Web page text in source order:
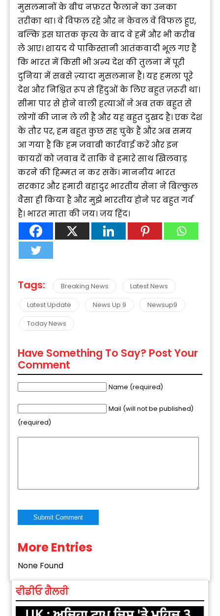
मुसलमानों के बीच नफ़रत फैलाने का उनका
तरीका था। वे विफल रहे और न केवल वे विफल हुए,
बल्कि इस घातक कृत्य के बाद वे हमें और भी करीब
ले आए। शायद ये पाकिस्तानी आतंकवादी भूल गए हैं
कि भारत में किसी भी अन्य देश की तुलना में पूरी
दुनिया में सबसे ज़्यादा मुसलमान हैं। यह हमला पूरे
देश और निश्चित रूप से हिंदुओं के लिए बहुत ज़रूरी था।
सीमा पार से होने वाली हत्याओं ने अब तक बहुत से
लोगों की जान ले ली है और यह बहुत दुखद है। एक देश
के तौर पर, हम बहुत कुछ सह चुके हैं और अब समय
आ गया है कि हम जवाबी कार्रवाई करें और इन
कायरों को जवाब दें ताकि वे हमारे साथ खिलवाड़
करने की हिम्मत न कर सकें। माननीय भारत
सरकार और हमारी बहादुर भारतीय सेना ने बिल्कुल
वैसा ही किया है और मुझे भारतीय होने पर बहुत गर्व
है। भारत माता की जय। जय हिंद।
Tags: Breaking News
Latest News
Latest Update
News Up 9
Newsup9
Today News
Have Something To Say? Post Your
Comment
Name (required)
Mail (will not be published)
(required)
Alternative:
More Entries
None Found
ਵੀਡੀਓ ਗੈਲਰੀ